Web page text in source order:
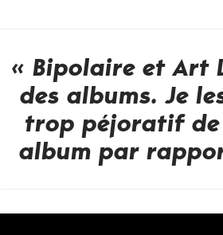
« Bipolaire et Art
des albums. Je
trop péjoratif
album par